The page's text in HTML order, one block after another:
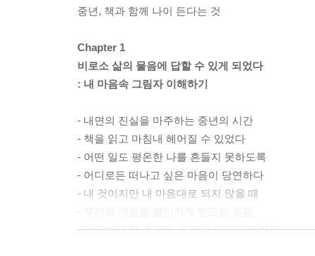
중년, 책과 함께 나이 든다는 것
Chapter 1
비로소 삶의 물음에 답할 수 있게 되었다
: 내 마음속 그림자 이해하기
- 내면의 진실을 마주하는 중년의 시간
- 책을 읽고 마침내 헤어질 수 있었다
- 어떤 일도 평온한 나를 흔들지 못하도록
- 어디로든 떠나고 싶은 마음이 당연하다
- 내 것이지만 내 마음대로 되지 않을 때
- 기도밖에 할 수 없는 순간이 오기도 하지만